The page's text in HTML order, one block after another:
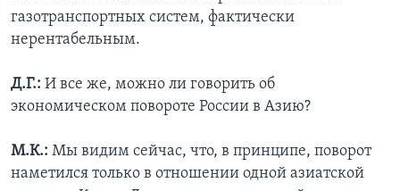
газотранспортных систем, фактически
нерентабельным.
Д.Г.: И все же, можно ли говорить об
экономическом повороте России в Азию?
М.К.: Мы видим сейчас, что, в принципе, поворот
наметился только в отношении одной азиатской